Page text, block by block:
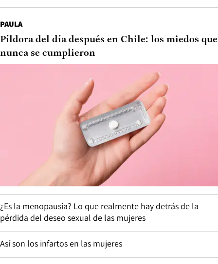
PAULA
Píldora del día después en Chile: los miedos que
nunca se cumplieron
¿Es la menopausia? Lo que realmente hay detrás de la
pérdida del deseo sexual de las mujeres
Así son los infartos en las mujeres